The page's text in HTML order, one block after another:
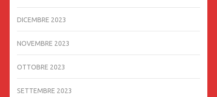
DICEMBRE 2023
NOVEMBRE 2023
OTTOBRE 2023
SETTEMBRE 2023